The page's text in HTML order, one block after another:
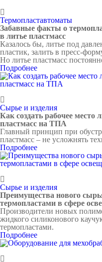
Термопластавтоматы
Забавные факты о
в литье пластмасс
Казалось бы, литье под
пластик, залить в пресс-
Но литье пластмасс
Подробнее
Сырье и изделия
Как создать рабочее
пластмасс на ТПА
Главный принцип при
пластмасс – не усложнять
Подробнее
Сырье и изделия
Преимущества нового
термопластами в сфере
Производители новых
жидкого силиконового
термопластами.
Подробнее